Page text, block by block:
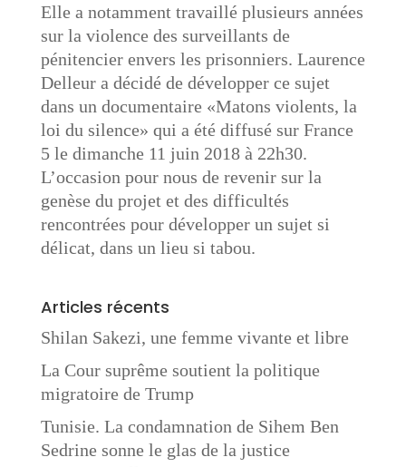
Elle a notamment travaillé plusieurs années
sur la violence des surveillants de
pénitencier envers les prisonniers. Laurence
Delleur a décidé de développer ce sujet
dans un documentaire «Matons violents, la
loi du silence» qui a été diffusé sur France
5 le dimanche 11 juin 2018 à 22h30.
L’occasion pour nous de revenir sur la
genèse du projet et des difficultés
rencontrées pour développer un sujet si
délicat, dans un lieu si tabou.
Articles récents
Shilan Sakezi, une femme vivante et libre
La Cour suprême soutient la politique
migratoire de Trump
Tunisie. La condamnation de Sihem Ben
Sedrine sonne le glas de la justice